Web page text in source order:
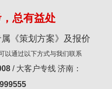
总有益处
《策划方案》及报价
以通过以下方式与我们联系
/ 大客户专线 济南：